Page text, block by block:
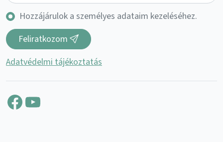
Hozzájárulok a személyes adataim kezeléséhez.
Feliratkozom
Adatvédelmi tájékoztatás
Facebook
YouTube